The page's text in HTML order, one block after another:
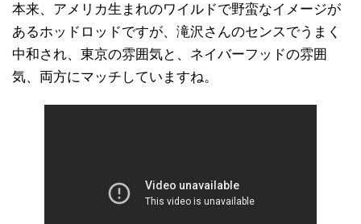
本来、アメリカ生まれのワイルドで野蛮なイメージが
あるホッドロッドですが、滝沢さんのセンスでうまく
中和され、東京の雰囲気と、ネイバーフッドの雰囲
気、両方にマッチしていますね。